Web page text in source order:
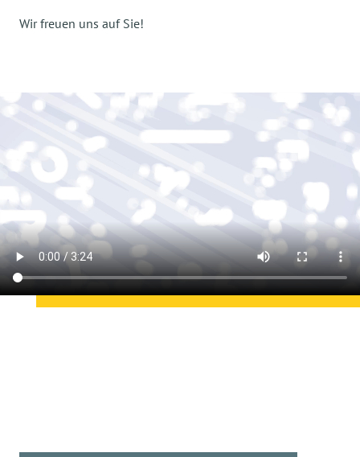
Wir freuen uns auf Sie!